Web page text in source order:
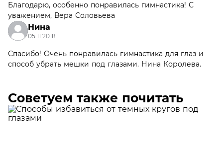
Благодарю, особенно понравилась гимнастика! С
уважением, Вера Соловьева
Нина
05.11.2018
Спасибо! Очень понравилась гимнастика для глаз и
способ убрать мешки под глазами. Нина Королева.
Советуем также почитать